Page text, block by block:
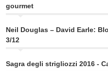
gourmet
Neil Douglas – David Earle:
3/12
Sagra degli strigliozzi 2016 -